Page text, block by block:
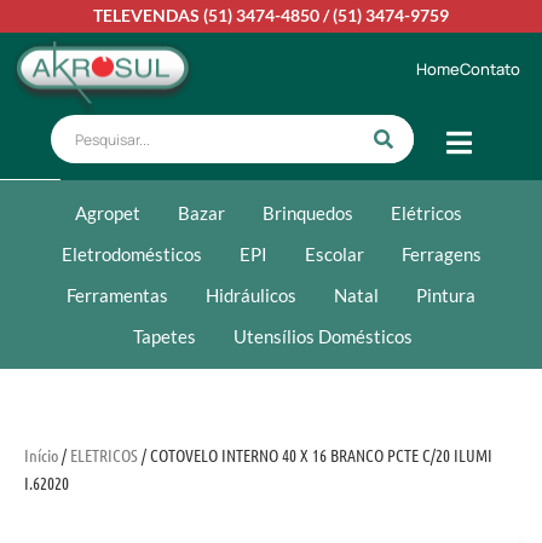
TELEVENDAS (51) 3474-4850/(51) 3474-9759
HomeContato
Agropet Bazar Brinquedos
Elétricos
Eletrodomésticos
EPI Escolar
Ferragens
Ferramentas
Hidráulicos Natal
Pintura
Tapetes
Utensílios Domésticos
Início/ ELETRICOS/ COTOVELO INTERNO 40 X 16 BRANCO PCTE C/20 ILUMI
I.62020